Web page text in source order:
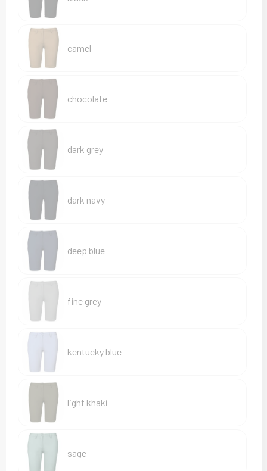
T-Shirts
Veiligheidsvesten en Veiligheidshesjes
Vesten
camel
chocolate
dark grey
dark navy
deep blue
fine grey
kentucky blue
light khaki
sage